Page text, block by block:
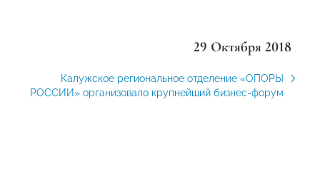
29 Октября 2018
Калужское региональное отделение «ОПОРЫ
РОССИИ» организовало крупнейший бизнес-форум